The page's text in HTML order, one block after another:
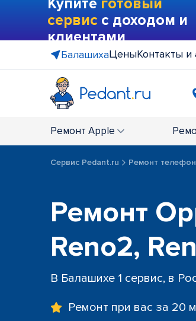
Купите готовый
сервис с доходом и
клиентами
БалашихаЦеныКонтакты и
Ремонт Apple
Сервис Pedant.ru Ремонт
Ремонт
Reno2,
В Балашихе 1 сервис, в
Ремонт при вас за 20